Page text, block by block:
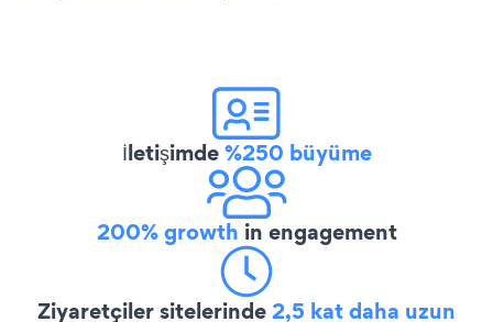
İletişimde%250 büyüme
200% growth in engagement
Ziyaretçiler sitelerinde2,5 kat daha uzun